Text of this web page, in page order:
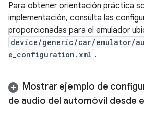
Para obtener orientación práctica
implementación, consulta las
proporcionadas para el emulador
device/generic/car/emulator/
e_configuration.xml .
Mostrar ejemplo de
de audio del automóvil desde